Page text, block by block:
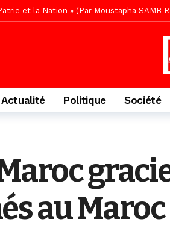
et la Nation » (Par Moustapha SAMB
2026, le train a transporté 9.651 passagers,
spectaculaire à la gare de Thiès, du
en deuil, Cheikh Ndiaye l’initiateur
Bakhdad chez Boroom Ndaam, sécurité,
Aïdara Diamaguène Nimzath Thiès,
Saint Louis, les récriminations des
Actualité Politique Société
au Maroc